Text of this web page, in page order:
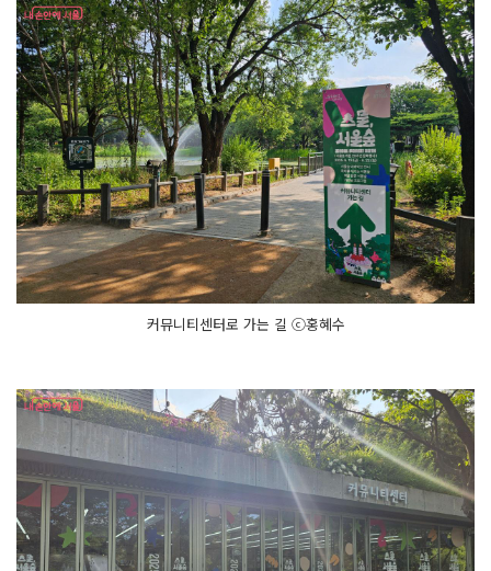
커뮤니티센터로 가는 길 ⓒ홍혜수